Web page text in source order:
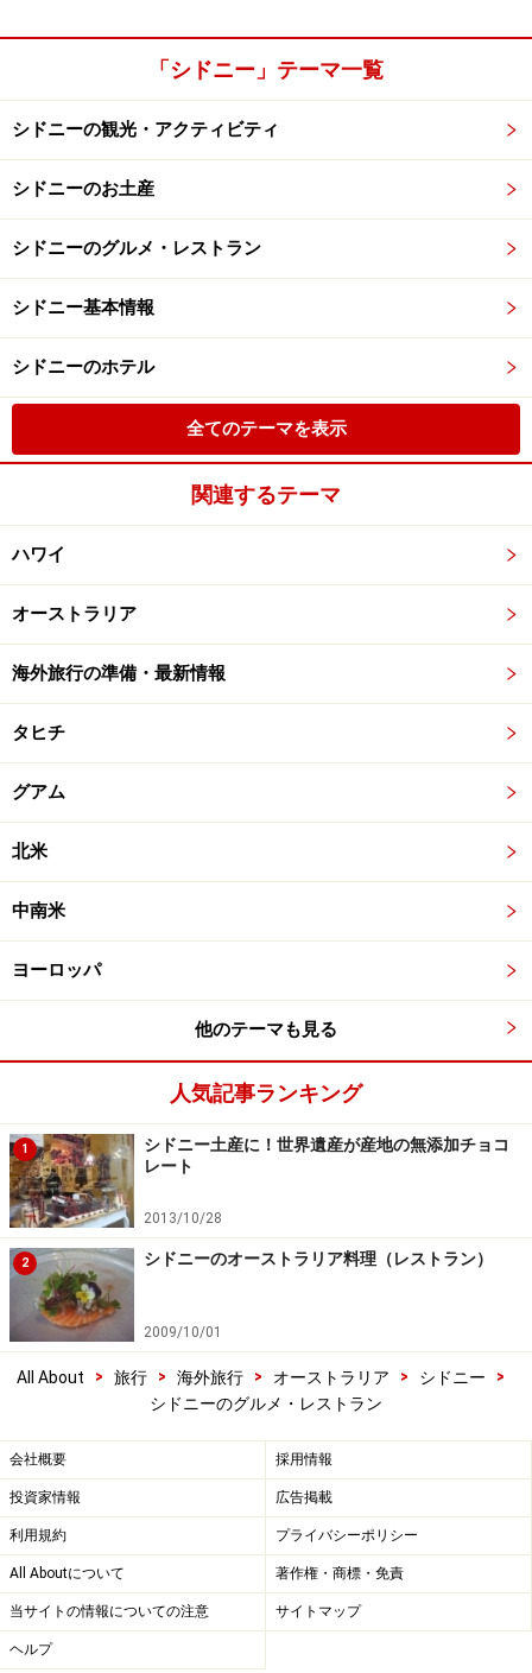
「シドニー」テーマ一覧
シドニーの観光・アクティビティ
シドニーのお土産
シドニーのグルメ・レストラン
シドニー基本情報
シドニーのホテル
全てのテーマを表示
関連するテーマ
ハワイ
オーストラリア
海外旅行の準備・最新情報
タヒチ
グアム
北米
中南米
ヨーロッパ
他のテーマも見る
人気記事ランキング
1
シドニー土産に！世界遺産が産地の無添加チョコ
レート
2013/10/28
2 シドニーのオーストラリア料理（レストラン）
2009/10/01
All About > 旅行 > 海外旅行 > オーストラリア > シドニー
>
シドニーのグルメ・レストラン
会社概要 採用情報
投資家情報 広告掲載
利用規約 プライバシーポリシー
All Aboutについて 著作権・商標・免責
当サイトの情報についての注意 サイトマップ
ヘルプ